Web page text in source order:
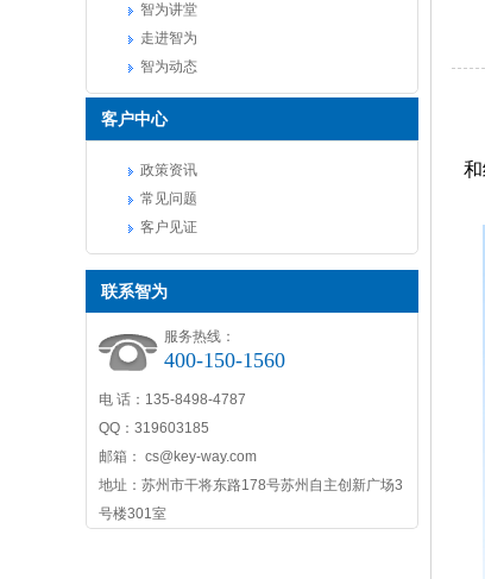
智为讲堂
走进智为
智为动态
客户中心
政策资讯
常见问题
客户见证
联系智为
服务热线：
400-150-1560
电 话：135-8498-4787
QQ：319603185
邮箱： cs@key-way.com
地址：苏州市干将东路178号苏州自主创新广场3
号楼301室